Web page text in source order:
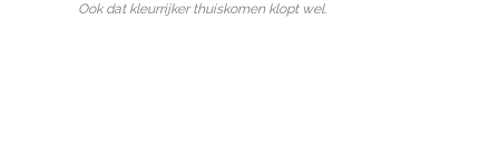
Ook dat kleurrijker thuiskomen klopt wel.